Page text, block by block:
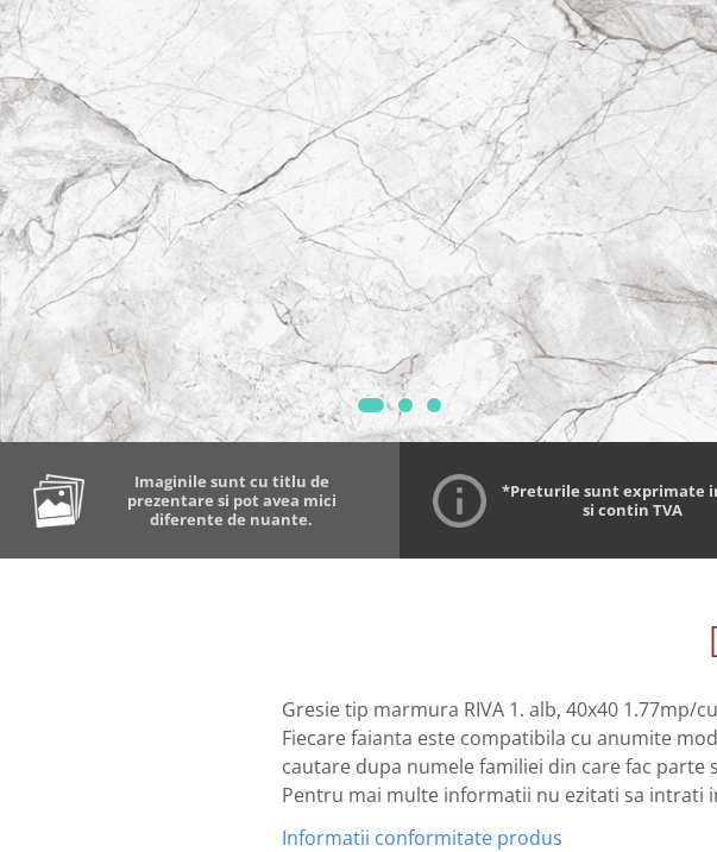
Imaginile sunt cu titlu de
prezentare si pot avea mici
diferente de nuante.
*Preturile sunt exprimate
si contin TVA
Gresie tip marmura RIVA 1. alb, 40x40 1.77mp/
Fiecare faianta este compatibila cu anumite
cautare dupa numele familiei din care fac
Pentru mai multe informatii nu ezitati sa intrati
Informatii conformitate produs